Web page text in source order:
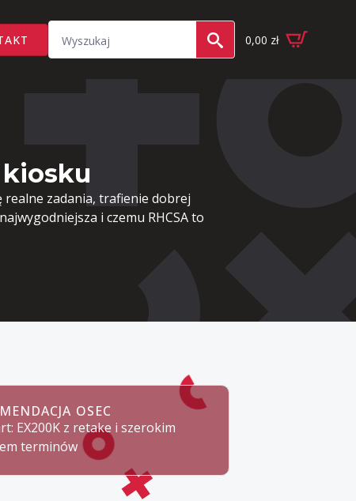
for:
0,00 zł
realne zadania, trafienie dobrej
i czemu RHCSA to
OSEC
EX200K z retake i szerokim
terminów